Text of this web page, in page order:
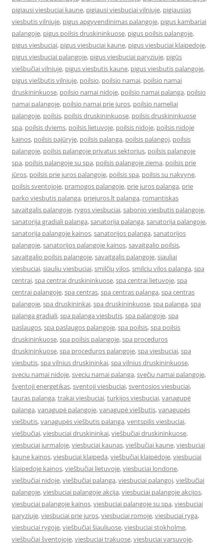
pigiausi viesbuciai kaune, pigiausi viesbuciai vilniuje, pigiausias
viesbutis vilniuje, pigus apgyvendinimas palangoje, pigus kambariai
palangoje, pigus poilsis druskininkuose, pigus poilsis palangoje,
pigus viesbuciai, pigus viesbuciai kaune, pigus viesbuciai klaipedoje,
pigus viesbuciai palangoje, pigus viesbuciai paryziuje, pigūs
viešbučiai vilniuje, pigus viesbutis kaune, pigus viesbutis palangoje,
pigus viešbutis vilniuje, poilsio, poilsio namai, poilsio namai
druskininkuose, poilsio namai nidoje, poilsio namai palanga, poilsio
namai palangoje, poilsio namai prie juros, poilsio nameliai
palangoje, poilsis, poilsis druskininkuose, poilsis druskininkuose
spa, poilsis dviems, poilsis lietuvoje, poilsis nidoje, poilsis nidoje
kainos, poilsis pajūryje, poilsis palanga, poilsis palangoj, poilsis
palangoje, poilsis palangoje privatus sektorius, poilsis palangoje
spa, poilsis palangoje su spa, poilsis palangoje ziema, poilsis prie
jūros, poilsis prie juros palangoje, poilsis spa, poilsis su nakvyne,
poilsis sventojoje, pramogos palangoje, prie juros palanga, prie
parko viesbutis palanga, priejuros.lt palanga, romantiskas
savaitgalis palangoje, rygos viesbuciai,sabonio viesbutis palangoje,
sanatorija gradiali palanga,sanatorija palanga,sanatorija palangoje,
sanatorija palangoje kainos,sanatorijos palanga,sanatorijos
palangoje,sanatorijos palangoje kainos,savaitgalio poilsis,
savaitgalio poilsis palangoje,savaitgalis palangoje,siauliai
viesbuciai,siauliu viesbuciai,smilčių vilos,smilciu vilos palanga,spa
centrai,spa centrai druskininkuose,spa centrai lietuvoje,spa
centrai palangoje,spa centras,spa centras palanga,spa centras
palangoje,spa druskininkai,spa druskininkuose,spa palanga,spa
palanga gradiali,spa palanga viesbutis,spa palangoje,spa
paslaugos,spa paslaugos palangoje,spa poilsis,spa poilsis
druskininkuose,spa poilsis palangoje,spa proceduros
druskininkuose,spa proceduros palangoje,spa viesbuciai,spa
viesbutis,spa vilnius druskininkai,spa vilnius druskininkuose,
sveciu namai nidoje,sveciu namai palanga,svečių namai palangoje,
šventoji energetikas,sventoji viesbuciai,sventosios viesbuciai,
tauras palanga,trakai viesbuciai,turkijos viesbuciai,vanagupė
palanga,vanagupė palangoje,vanagupė viešbutis,vanagupės
viešbutis,vanagupės viešbutis palanga,ventspilis viesbuciai,
viešbučiai,viesbuciai druskininkai,viešbučiai druskininkuose,
viesbuciai jurmaloje,viesbuciai kaunas,viešbučiai kaune,viesbuciai
kaune kainos,viesbuciai klaipeda,viešbučiai klaipėdoje,viesbuciai
klaipedoje kainos,viešbučiai lietuvoje,viesbuciai londone,
viešbučiai nidoje,viešbučiai palanga,viesbuciai palangoj,viešbučiai
palangoje,viesbuciai palangoje akcija,viesbuciai palangoje akcijos,
viesbuciai palangoje kainos,viesbuciai palangoje su spa,viesbuciai
paryziuje,viesbuciai prie juros,viesbuciai romoje,viesbuciai ryga,
viesbuciai rygoje,viešbučiai šiauliuose,viesbuciai stokholme,
viešbučiai šventojoje,viesbuciai trakuose,viesbuciai varsuvoje,